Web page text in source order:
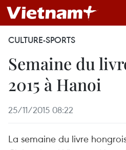
CULTURE-SPORTS
Semaine du
2015 à Hanoi
25/11/2015 08:22
La semaine du livre